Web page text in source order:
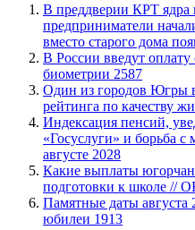
​В преддверии КРТ ядра
предприниматели
вместо старого дома
В России введут
биометрии 2587
Один из городов Югры
рейтинга по качеству
​Индексация пенсий,
«Госуслуги» и борьба
августе 2028
Какие выплаты
подготовки к школе
​Памятные даты августа
юбилеи 1913